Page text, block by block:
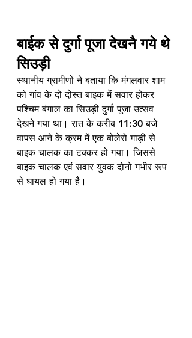
बाईक से दुर्गा पूजा देखनै गये थे
सिउड़ी
स्थानीय ग्रामीणों ने बताया कि मंगलवार शाम
को गांव के दो दोस्त बाइक में सवार होकर
पश्चिम बंगाल का सिउड़ी दुर्गा पूजा उत्सव
देखने गया था। रात के करीब 11:30 बजे
वापस आने के क्रम में एक बोलेरो गाड़ी से
बाइक चालक का टक्कर हो गया। जिससे
बाइक चालक एवं सवार युवक दोनो गभीर रूप
से घायल हो गया है।